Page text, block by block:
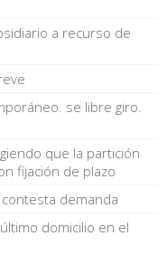
a recurso de
se libre giro.
que la partición
fijación de plazo
demanda
domicilio en el